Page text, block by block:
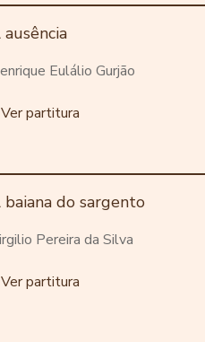
ausência
Eulálio Gurjão
Ver partitura
baiana do sargento
Pereira da Silva
Ver partitura